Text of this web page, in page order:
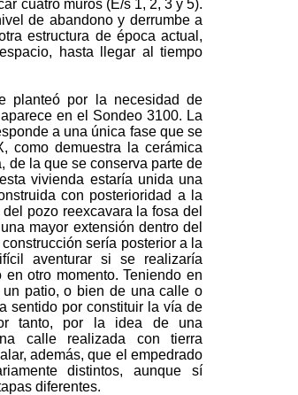
cuatro muros (E/s 1, 2, 3 y 5).
de abandono y derrumbe a
estructura de época actual,
hasta llegar al tiempo
planteó por la necesidad de
en el Sondeo 3100. La
a una única fase que se
como demuestra la cerámica
de la que se conserva parte de
vivienda estaría unida una
con posterioridad a la
pozo reexcavara la fosa del
mayor extensión dentro del
sería posterior a la
aventurar si se realizaría
otro momento. Teniendo en
patio, o bien de una calle o
sentido por constituir la vía de
tanto, por la idea de una
calle realizada con tierra
además, que el empedrado
distintos, aunque sí
diferentes.